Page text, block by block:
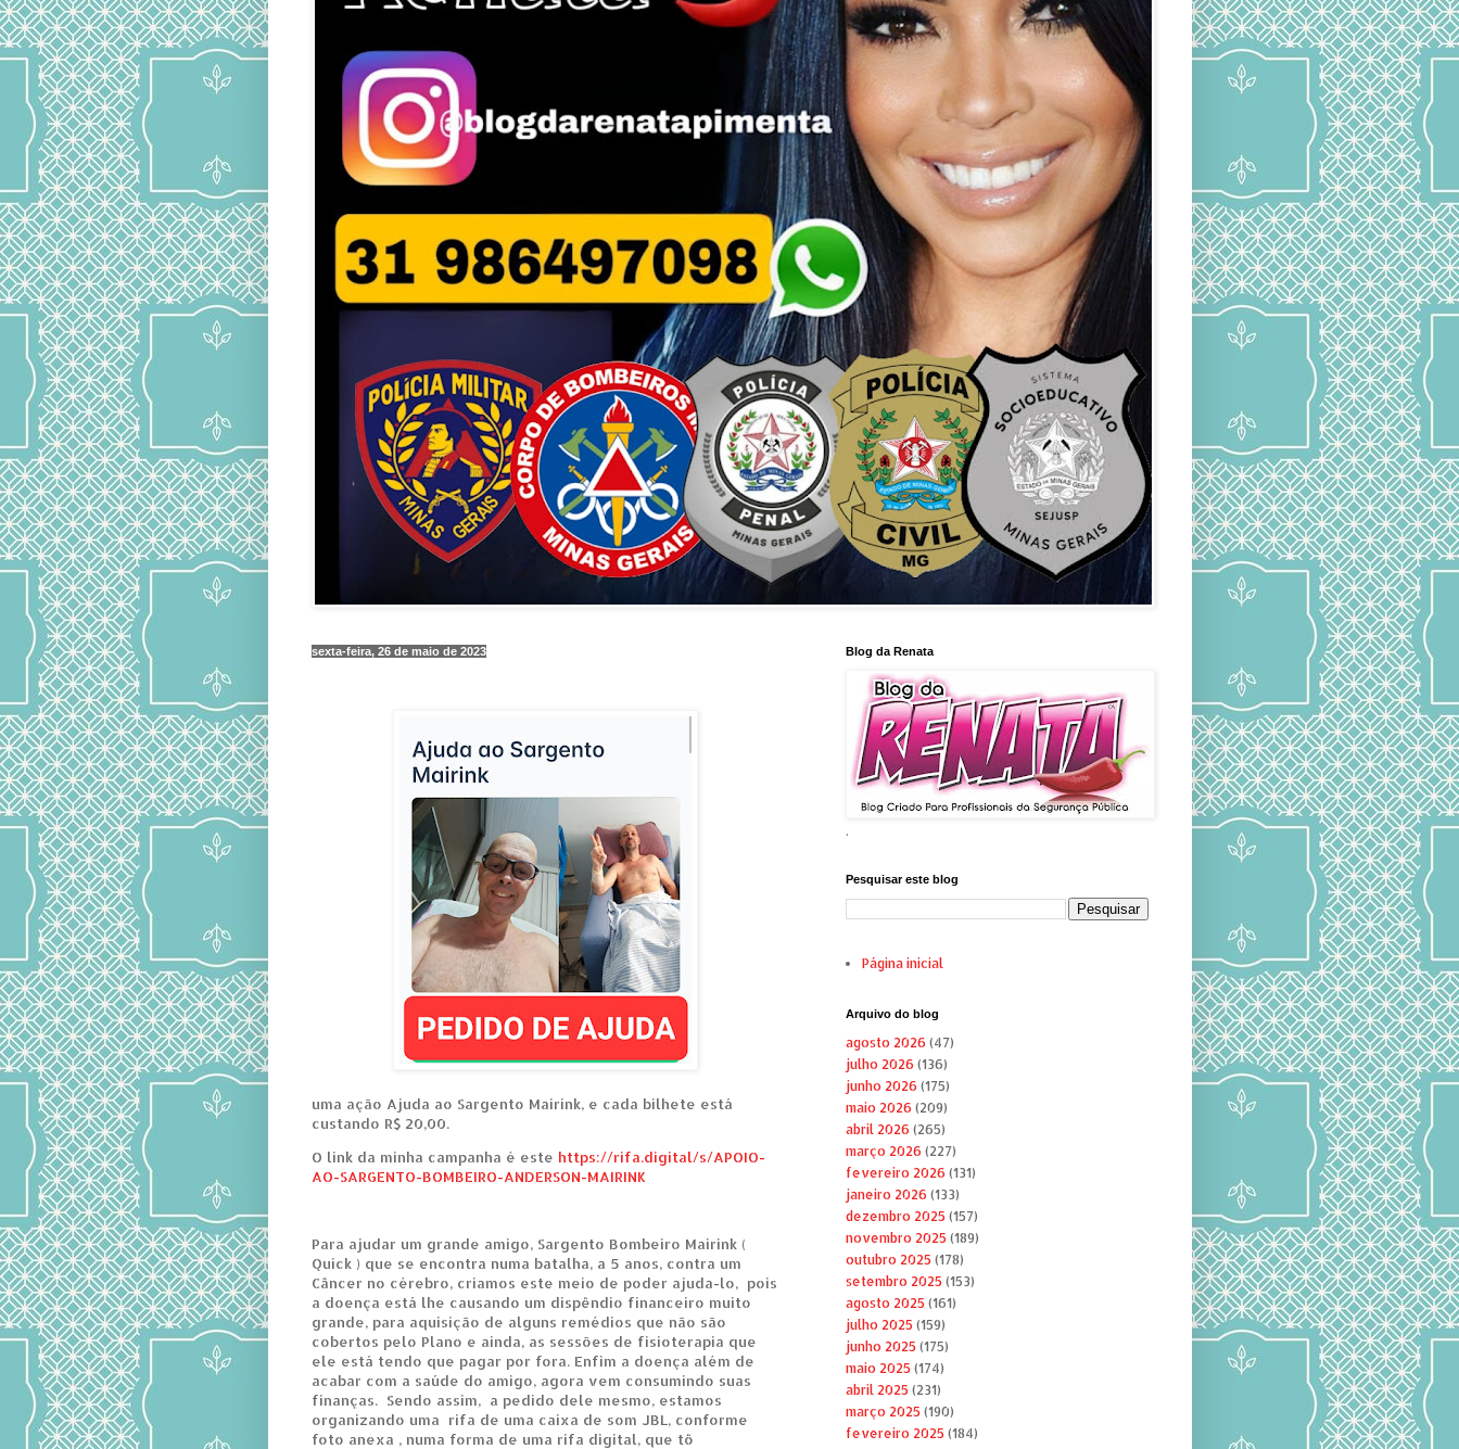
sexta-feira, 26 de maio de 2023
uma ação Ajuda ao Sargento Mairink, e cada bilhete está
custando R$ 20,00.
O link da minha campanha é este https://rifa.digital/s/APOIO-
AO-SARGENTO-BOMBEIRO-ANDERSON-MAIRINK
Para ajudar um grande amigo, Sargento Bombeiro Mairink (
Quick ) que se encontra numa batalha, a 5 anos, contra um
Câncer no cérebro, criamos este meio de poder ajuda-lo, pois
a doença está lhe causando um dispêndio financeiro muito
grande, para aquisição de alguns remédios que não são
cobertos pelo Plano e ainda, as sessões de fisioterapia que
ele está tendo que pagar por fora. Enfim a doença além de
acabar com a saúde do amigo, agora vem consumindo suas
finanças. Sendo assim, a pedido dele mesmo, estamos
organizando uma rifa de uma caixa de som JBL, conforme
foto anexa , numa forma de uma rifa digital, que tô
Blog da Renata
.
Pesquisar este blog
Página inicial
Arquivo do blog
agosto 2026 (47)
julho 2026 (136)
junho 2026 (175)
maio 2026 (209)
abril 2026 (265)
março 2026 (227)
fevereiro 2026 (131)
janeiro 2026 (133)
dezembro 2025 (157)
novembro 2025 (189)
outubro 2025 (178)
setembro 2025 (153)
agosto 2025 (161)
julho 2025 (159)
junho 2025 (175)
maio 2025 (174)
abril 2025 (231)
março 2025 (190)
fevereiro 2025 (184)